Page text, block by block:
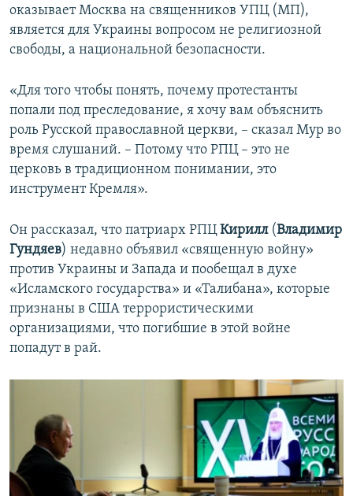
оказывает Москва на священников УПЦ (МП),
является для Украины вопросом не религиозной
свободы, а национальной безопасности.
«Для того чтобы понять, почему протестанты
попали под преследование, я хочу вам объяснить
роль Русской православной церкви, – сказал Мур во
время слушаний. – Потому что РПЦ – это не
церковь в традиционном понимании, это
инструмент Кремля».
Он рассказал, что патриарх РПЦКирилл(Владимир
Гундяев) недавно объявил «священную войну»
против Украины и Запада и пообещал в духе
«Исламского государства» и «Талибана», которые
признаны в США террористическими
организациями, что погибшие в этой войне
попадут в рай.